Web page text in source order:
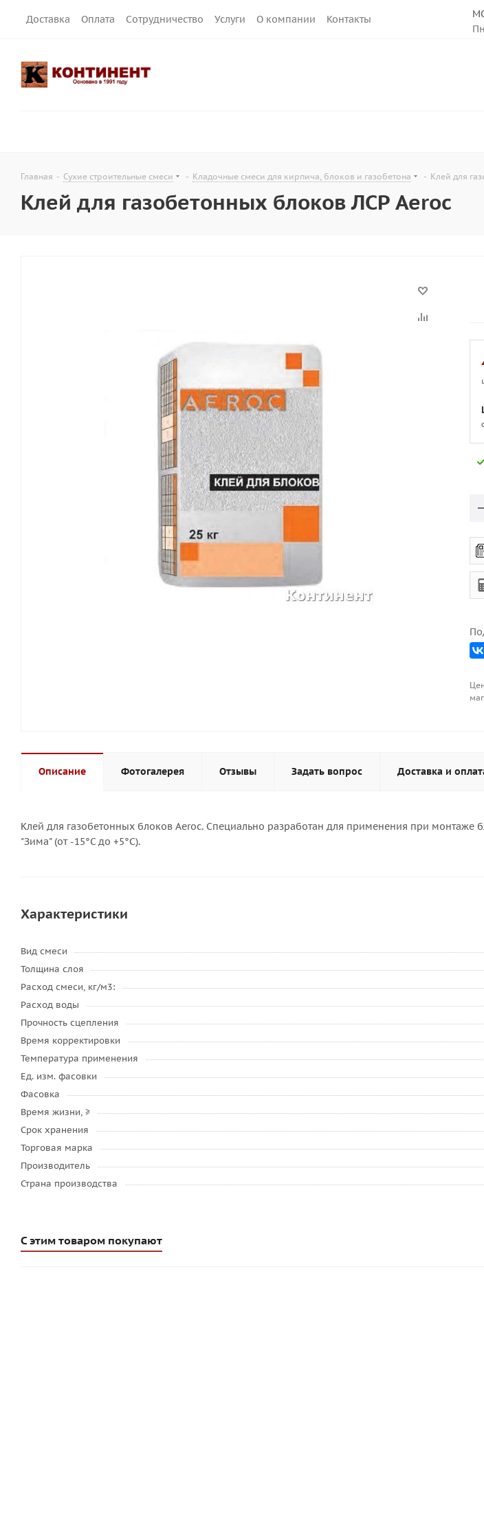
Доставка Оплата Сотрудничество Услуги О компании Контакты
Главная - Сухие строительные смеси - Кладочные смеси для кирпича, блоков и газобетона - Клей для
Клей для газобетонных блоков ЛСР Aeroc
Описание Фотогалерея Отзывы Задать вопрос Доставка и
Клей для газобетонных блоков Aeroc. Cпециально разработан для применения при монтаже
"Зима" (от -15°С до +5°С).
Характеристики
Вид смеси
Толщина слоя
Расход смеси, кг/м3:
Расход воды
Прочность сцепления
Время корректировки
Температура применения
Ед. изм. фасовки
Фасовка
Время жизни, ≥
Срок хранения
Торговая марка
Производитель
Страна производства
С этим товаром покупают